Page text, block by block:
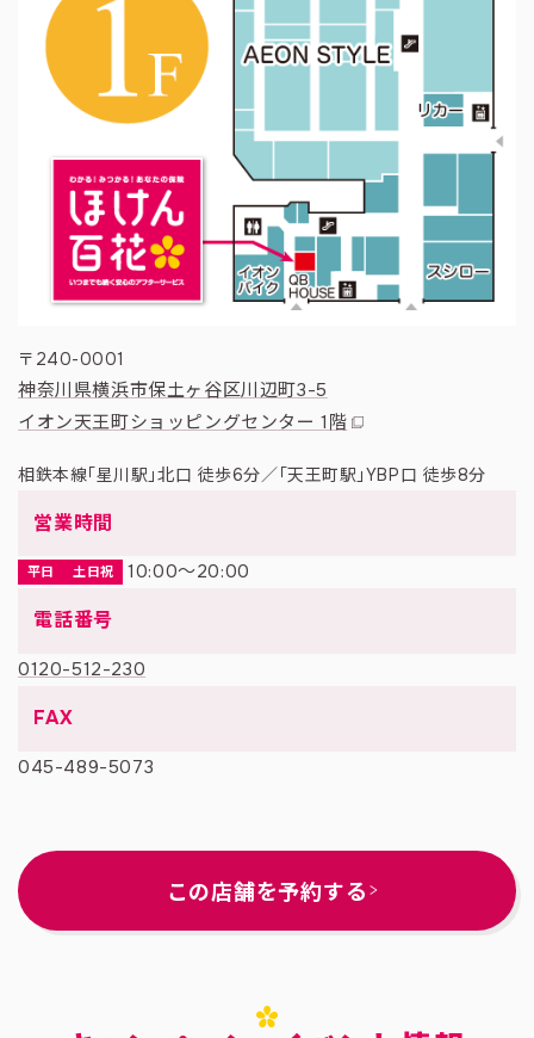
〒240-0001
神奈川県横浜市保土ヶ谷区川辺町3-5
イオン天王町ショッピングセンター 1階
相鉄本線「星川駅」北口 徒歩6分／「天王町駅」YBP口 徒歩8分
営業時間
平日 土日祝 10:00〜20:00
電話番号
0120-512-230
FAX
045-489-5073
この店舗を予約する